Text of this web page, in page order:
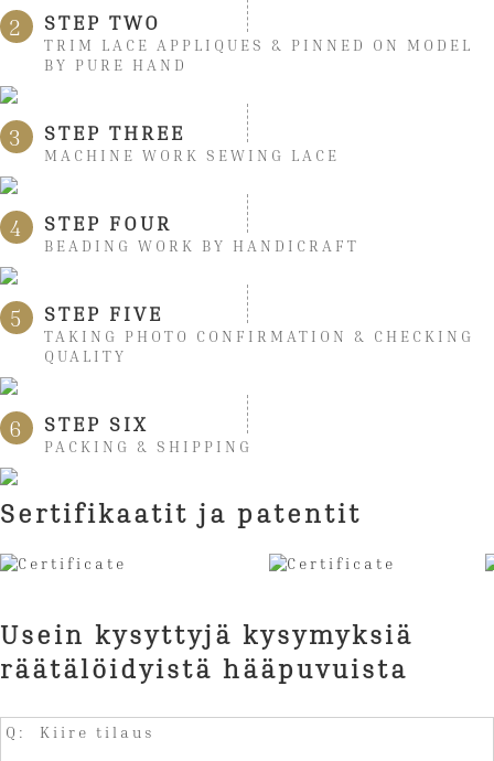
2 STEP TWO
TRIM LACE APPLIQUES & PINNED ON MODEL
BY PURE HAND
3 STEP THREE
MACHINE WORK SEWING LACE
4 STEP FOUR
BEADING WORK BY HANDICRAFT
5 STEP FIVE
TAKING PHOTO CONFIRMATION & CHECKING
QUALITY
6 STEP SIX
PACKING & SHIPPING
Sertifikaatit ja patentit
Usein kysyttyjä kysymyksiä
räätälöidyistä hääpuvuista
Q: Kiire tilaus